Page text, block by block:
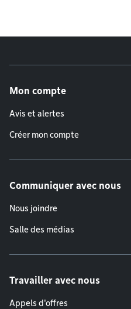
Mon compte
Avis et alertes
Créer mon compte
Communiquer avec nous
Nous joindre
Salle des médias
Travailler avec nous
Appels d'offres